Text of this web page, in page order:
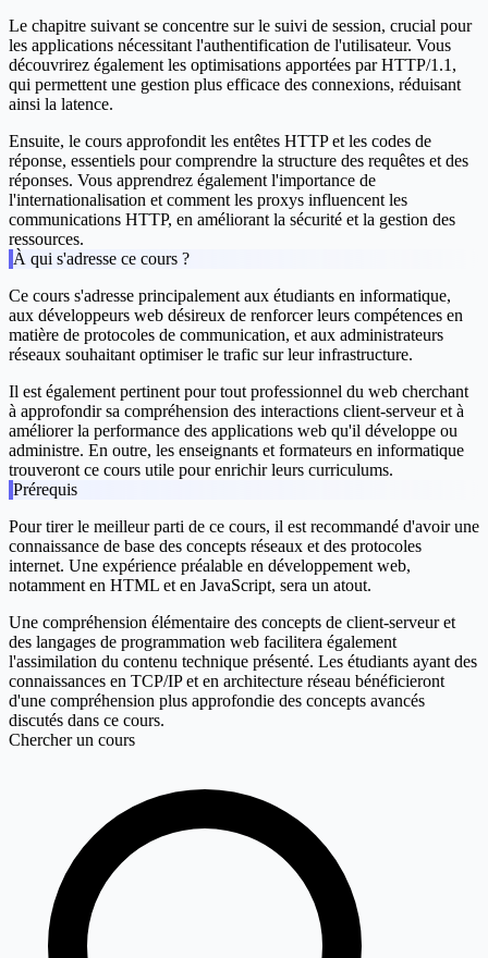
Le chapitre suivant se concentre sur le suivi de session, crucial pour
les applications nécessitant l'authentification de l'utilisateur. Vous
découvrirez également les optimisations apportées par HTTP/1.1,
qui permettent une gestion plus efficace des connexions, réduisant
ainsi la latence.
Ensuite, le cours approfondit les entêtes HTTP et les codes de
réponse, essentiels pour comprendre la structure des requêtes et des
réponses. Vous apprendrez également l'importance de
l'internationalisation et comment les proxys influencent les
communications HTTP, en améliorant la sécurité et la gestion des
ressources.
À qui s'adresse ce cours ?
Ce cours s'adresse principalement aux étudiants en informatique,
aux développeurs web désireux de renforcer leurs compétences en
matière de protocoles de communication, et aux administrateurs
réseaux souhaitant optimiser le trafic sur leur infrastructure.
Il est également pertinent pour tout professionnel du web cherchant
à approfondir sa compréhension des interactions client-serveur et à
améliorer la performance des applications web qu'il développe ou
administre. En outre, les enseignants et formateurs en informatique
trouveront ce cours utile pour enrichir leurs curriculums.
Prérequis
Pour tirer le meilleur parti de ce cours, il est recommandé d'avoir une
connaissance de base des concepts réseaux et des protocoles
internet. Une expérience préalable en développement web,
notamment en HTML et en JavaScript, sera un atout.
Une compréhension élémentaire des concepts de client-serveur et
des langages de programmation web facilitera également
l'assimilation du contenu technique présenté. Les étudiants ayant des
connaissances en TCP/IP et en architecture réseau bénéficieront
d'une compréhension plus approfondie des concepts avancés
discutés dans ce cours.
Chercher un cours